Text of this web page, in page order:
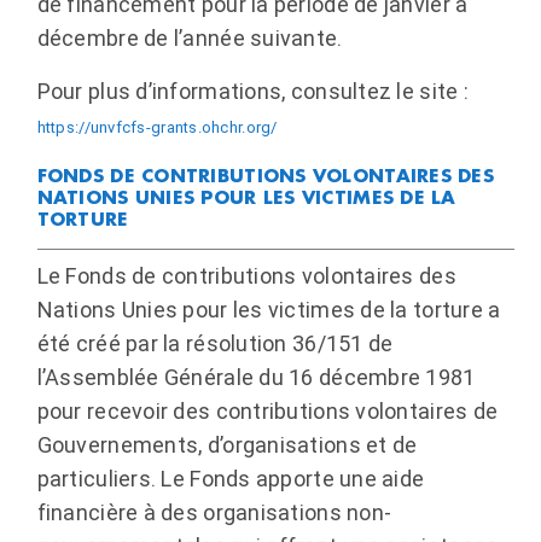
décembre de l’année suivante.
Pour plus d’informations, consultez le site :
https://unvfcfs-grants.ohchr.org/
FONDS DE CONTRIBUTIONS VOLONTAIRES DES
NATIONS UNIES POUR LES VICTIMES DE LA
TORTURE
Le Fonds de contributions volontaires des
Nations Unies pour les victimes de la torture a
été créé par la résolution 36/151 de
l’Assemblée Générale du 16 décembre 1981
pour recevoir des contributions volontaires de
Gouvernements, d’organisations et de
particuliers. Le Fonds apporte une aide
financière à des organisations non-